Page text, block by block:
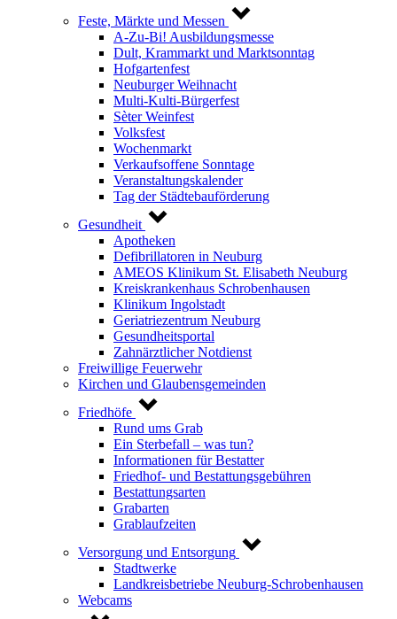
Feste, Märkte und Messen
A-Zu-Bi! Ausbildungsmesse
Dult, Krammarkt und Marktsonntag
Hofgartenfest
Neuburger Weihnacht
Multi-Kulti-Bürgerfest
Sèter Weinfest
Volksfest
Wochenmarkt
Verkaufsoffene Sonntage
Veranstaltungskalender
Tag der Städtebauförderung
Gesundheit
Apotheken
Defibrillatoren in Neuburg
AMEOS Klinikum St. Elisabeth Neuburg
Kreiskrankenhaus Schrobenhausen
Klinikum Ingolstadt
Geriatriezentrum Neuburg
Gesundheitsportal
Zahnärztlicher Notdienst
Freiwillige Feuerwehr
Kirchen und Glaubensgemeinden
Friedhöfe
Rund ums Grab
Ein Sterbefall – was tun?
Informationen für Bestatter
Friedhof- und Bestattungsgebühren
Bestattungsarten
Grabarten
Grablaufzeiten
Versorgung und Entsorgung
Stadtwerke
Landkreisbetriebe Neuburg-Schrobenhausen
Webcams